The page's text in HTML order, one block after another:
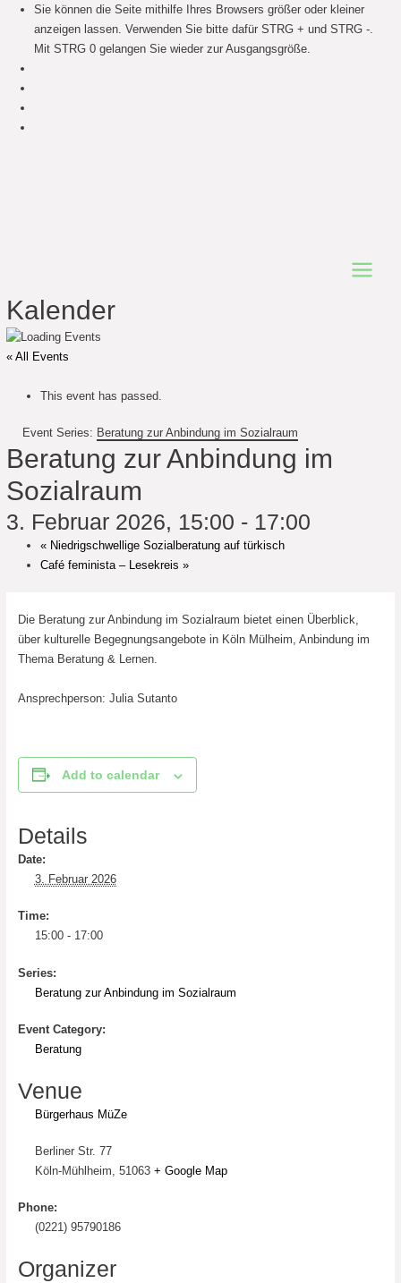
Sie können die Seite mithilfe Ihres Browsers größer oder kleiner
anzeigen lassen. Verwenden Sie bitte dafür STRG + und STRG -.
Mit STRG 0 gelangen Sie wieder zur Ausgangsgröße.
Main
Kalender
« All Events
This event has passed.
Event Series: Beratung zur Anbindung im Sozialraum
Beratung zur Anbindung im
Sozialraum
3. Februar 2026, 15:00 - 17:00
« Niedrigschwellige Sozialberatung auf türkisch
Café feminista – Lesekreis»
Die Beratung zur Anbindung im Sozialraum bietet einen Überblick,
über kulturelle Begegnungsangebote in Köln Mülheim, Anbindung im
Thema Beratung & Lernen.
Ansprechperson: Julia Sutanto
Add to calendar
Details
Date:
3. Februar 2026
Time:
15:00 - 17:00
Series:
Beratung zur Anbindung im Sozialraum
Event Category:
Beratung
Venue
Bürgerhaus MüZe
Berliner Str. 77
Köln-Mühlheim 51063 + Google Map
Phone:
(0221) 95790186
Organizer